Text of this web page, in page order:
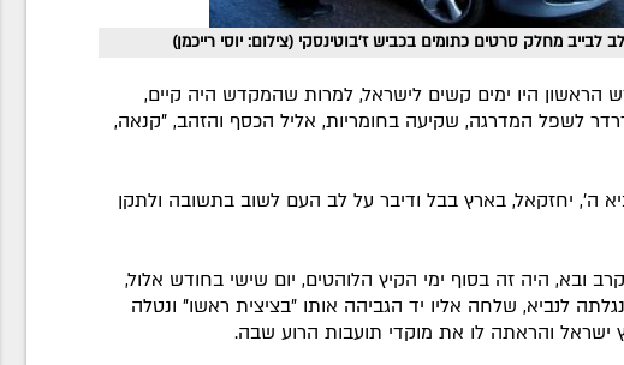
לבייב מחלק סרטים כתומים בכביש ז'בוטינסקי (צילום: יוסי רייכמן)
הראשון היו ימים קשים לישראל, למרות שהמקדש היה קיים,
לשפל המדרגה, שקיעה בחומריות, אליל הכסף והזהב, "קנאה,
ה', יחזקאל, בארץ בבל ודיבר על לב העם לשוב בתשובה ולתקן
ובא, היה זה בסוף ימי הקיץ הלוהטים, יום שישי בחודש אלול,
לנביא, שלחה אליו יד הגביהה אותו "בציצית ראשו" ונטלה
ישראל והראתה לו את מוקדי תועבות הרוע שבה.